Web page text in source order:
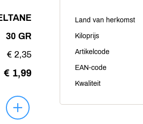
30 GR
€ 2,35
€ 1,99
Land van herkomst
Kiloprijs
Artikelcode
EAN-code
Kwaliteit